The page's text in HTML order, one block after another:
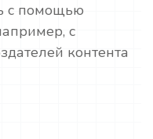
с помощью
с
контента